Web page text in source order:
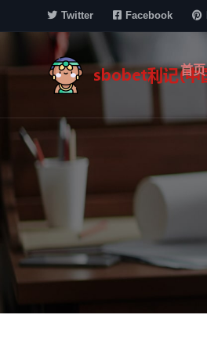
Twitter Facebook
首页